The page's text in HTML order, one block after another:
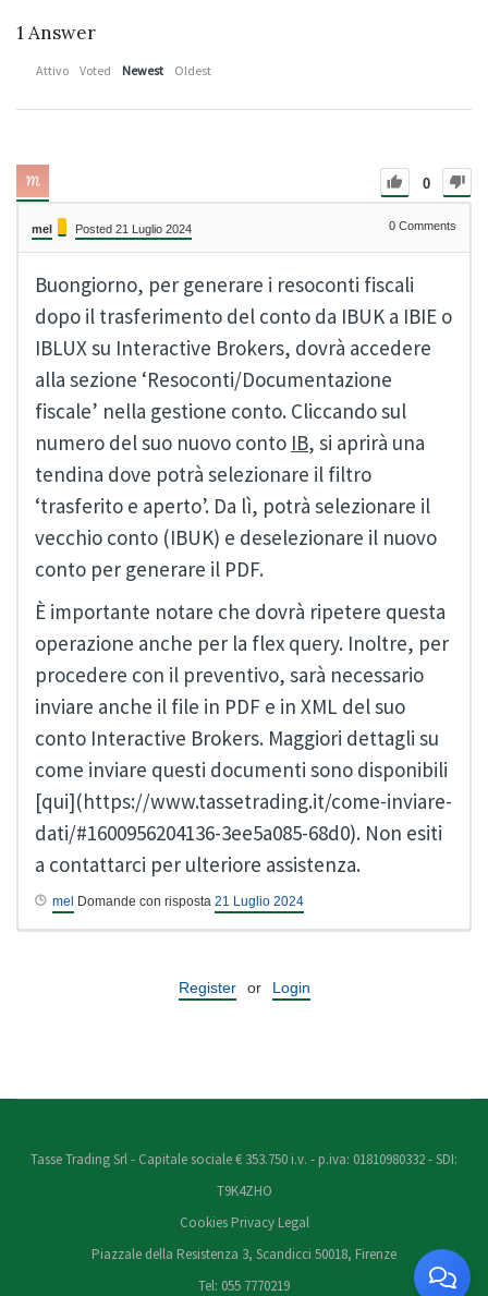
1 Answer
Attivo Voted Newest Oldest
0
mel Posted 21 Luglio 2024 0 Comments
Buongiorno, per generare i resoconti fiscali
dopo il trasferimento del conto da IBUK a IBIE o
IBLUX su Interactive Brokers, dovrà accedere
alla sezione ‘Resoconti/Documentazione
fiscale’ nella gestione conto. Cliccando sul
numero del suo nuovo conto IB, si aprirà una
tendina dove potrà selezionare il filtro
‘trasferito e aperto’. Da lì, potrà selezionare il
vecchio conto (IBUK) e deselezionare il nuovo
conto per generare il PDF.
È importante notare che dovrà ripetere questa
operazione anche per la flex query. Inoltre, per
procedere con il preventivo, sarà necessario
inviare anche il file in PDF e in XML del suo
conto Interactive Brokers. Maggiori dettagli su
come inviare questi documenti sono disponibili
[qui](https://www.tassetrading.it/come-inviare-
dati/#1600956204136-3ee5a085-68d0). Non esiti
a contattarci per ulteriore assistenza.
mel Domande con risposta 21 Luglio 2024
Register or Login
Tasse Trading Srl - Capitale sociale € 353.750 i.v. - p.iva: 01810980332 - SDI:
T9K4ZHO
Cookies Privacy Legal
Piazzale della Resistenza 3, Scandicci 50018, Firenze
Tel: 055 7770219